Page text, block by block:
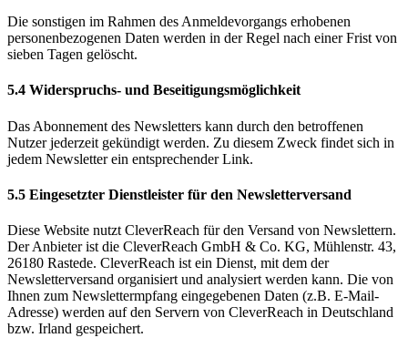
Die sonstigen im Rahmen des Anmeldevorgangs erhobenen
personenbezogenen Daten werden in der Regel nach einer Frist von
sieben Tagen gelöscht.
5.4 Widerspruchs- und Beseitigungsmöglichkeit
Das Abonnement des Newsletters kann durch den betroffenen
Nutzer jederzeit gekündigt werden. Zu diesem Zweck findet sich in
jedem Newsletter ein entsprechender Link.
5.5 Eingesetzter Dienstleister für den Newsletterversand
Diese Website nutzt CleverReach für den Versand von Newslettern.
Der Anbieter ist die CleverReach GmbH & Co. KG, Mühlenstr. 43,
26180 Rastede. CleverReach ist ein Dienst, mit dem der
Newsletterversand organisiert und analysiert werden kann. Die von
Ihnen zum Newslettermpfang eingegebenen Daten (z.B. E-Mail-
Adresse) werden auf den Servern von CleverReach in Deutschland
bzw. Irland gespeichert.